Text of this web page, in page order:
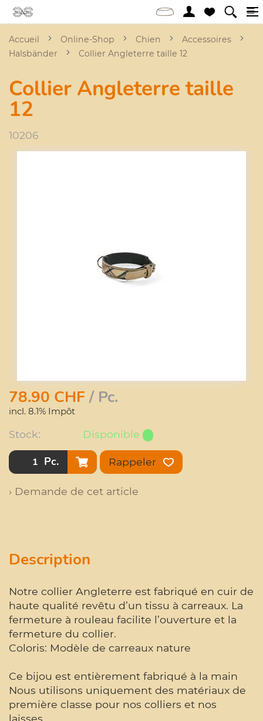
Accueil Online-Shop Chien
Accessoires
Halsbänder
Collier Angleterre taille 12
Collier Angleterre taille
12
10206
78.90 CHF/ Pc.
incl. 8.1% Impôt
Stock: Disponible
Pc. Rappeler
› Demande de cet article
Description
Notre collier Angleterre est fabriqué en cuir de
haute qualité revêtu d’un tissu à carreaux. La
fermeture à rouleau facilite l’ouverture et la
fermeture du collier.
Coloris: Modèle de carreaux nature
Ce bijou est entièrement fabriqué à la main
Nous utilisons uniquement des matériaux de
première classe pour nos colliers et nos
laisses.